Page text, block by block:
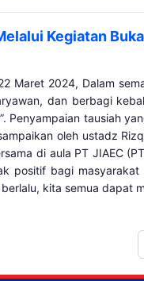
Kegiatan
Maret 2024, Dalam
dan berbagi
Penyampaian tausiah
oleh ustadz
di aula PT JIAEC
positif bagi
kita semua dapat